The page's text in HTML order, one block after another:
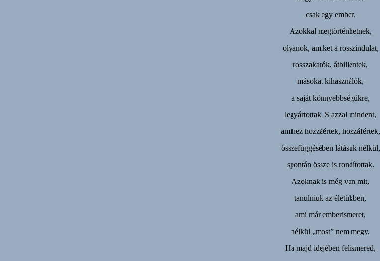
csak egy ember.
Azokkal megtörténhetnek,
olyanok, amiket a rosszindulat,
rosszakarók, átbillentek,
másokat kihasználók,
a saját könnyebbségükre,
legyártottak. S azzal mindent,
amihez hozzáértek, hozzáfértek,
összefüggésében látásuk nélkül,
spontán össze is rondítottak.
Azoknak is még van mit,
tanulniuk az életükben,
ami már emberismeret,
nélkül „most” nem megy.
Ha majd idejében felismered,